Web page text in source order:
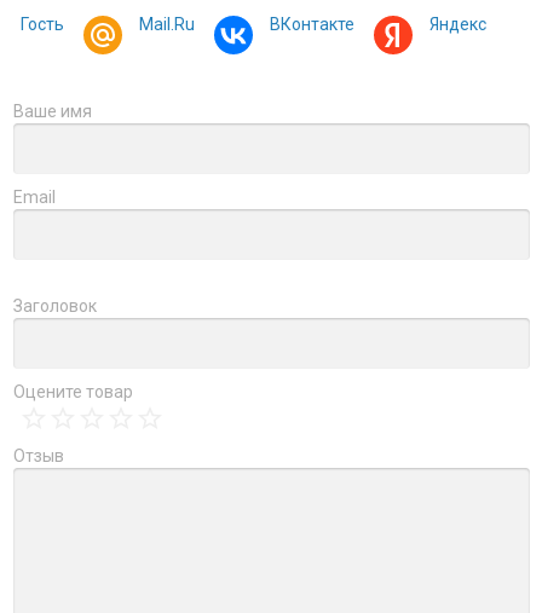
Гость Mail.Ru ВКонтакте Яндекс
Ваше имя
Email
Заголовок
Оцените товар
Отзыв